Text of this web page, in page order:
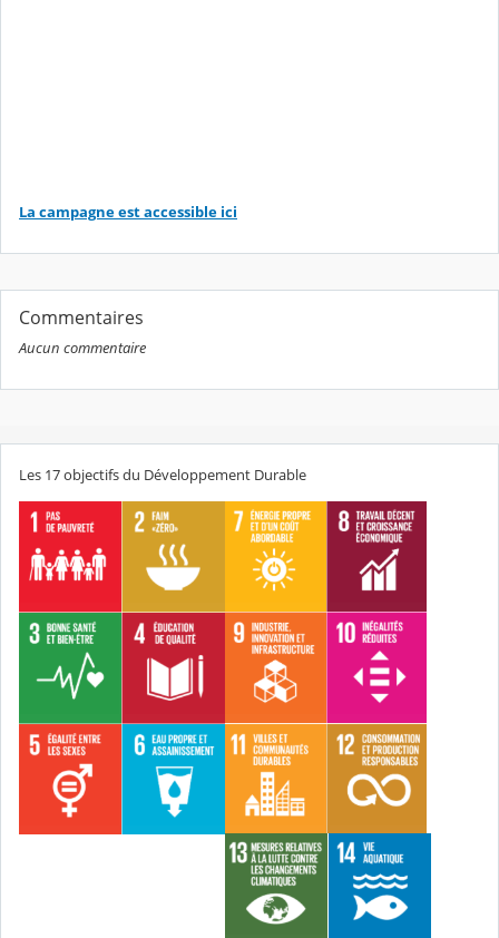
La campagne est accessible ici
Commentaires
Aucun commentaire
Les 17 objectifs du Développement Durable